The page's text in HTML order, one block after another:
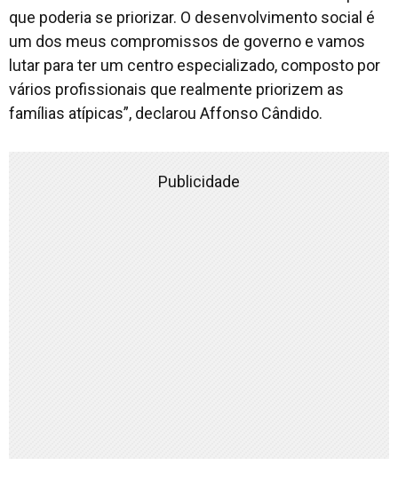
que poderia se priorizar. O desenvolvimento social é
um dos meus compromissos de governo e vamos
lutar para ter um centro especializado, composto por
vários profissionais que realmente priorizem as
famílias atípicas”, declarou Affonso Cândido.
Publicidade